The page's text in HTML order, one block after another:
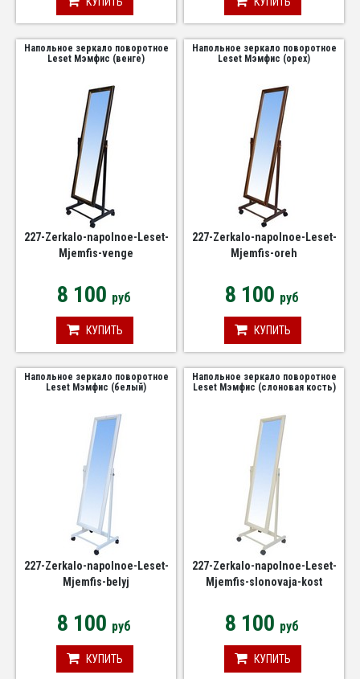
Напольное зеркало поворотное
Leset Мэмфис (венге)
227-Zerkalo-napolnoe-Leset-
Mjemfis-venge
8 100 руб
КУПИТЬ
Напольное зеркало поворотное
Leset Мэмфис (орех)
227-Zerkalo-napolnoe-Leset-
Mjemfis-oreh
8 100 руб
КУПИТЬ
Напольное зеркало поворотное
Leset Мэмфис (белый)
227-Zerkalo-napolnoe-Leset-
Mjemfis-belyj
8 100 руб
КУПИТЬ
Напольное зеркало поворотное
Leset Мэмфис (слоновая кость)
227-Zerkalo-napolnoe-Leset-
Mjemfis-slonovaja-kost
8 100 руб
КУПИТЬ